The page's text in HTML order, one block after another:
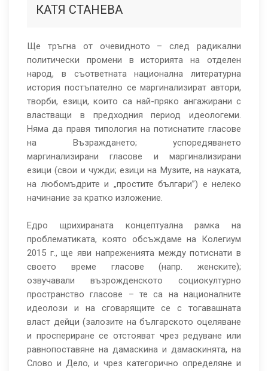
маргинализираните
и
езици
на
Българското
възраждане
КАТЯ СТАНЕВА
Ще тръгна от очевидното – след радикални
политически промени в историята на отделен
народ, в съответната национална литературна
история постъпателно се маргинализират автори,
творби, езици, които са най-пряко ангажирани с
властващи в предходния период идеологеми.
Няма да правя типология на потиснатите гласове
на Възраждането; успоредяването
маргинализирани гласове и маргинализирани
езици (свои и чужди; езици на Музите, на науката,
на любомъдрите и „простите българи”) е нелеко
начинание за кратко изложение.
Едро щрихираната концептуална рамка на
проблематиката, която обсъждаме на Колегиум
2015 г., ще яви напреженията между потиснати в
своето време гласове (напр. женските);
озвучавали възрожденското социокултурно
пространство гласове – те са на националните
идеолози и на сговарящите се с тогавашната
власт дейци (залозите на българското оцеляване
и проспериране се отстояват чрез редуване или
равнопоставяне на дамаскина и дамаскинята, на
Слово и Дело, и чрез категорично определяне и